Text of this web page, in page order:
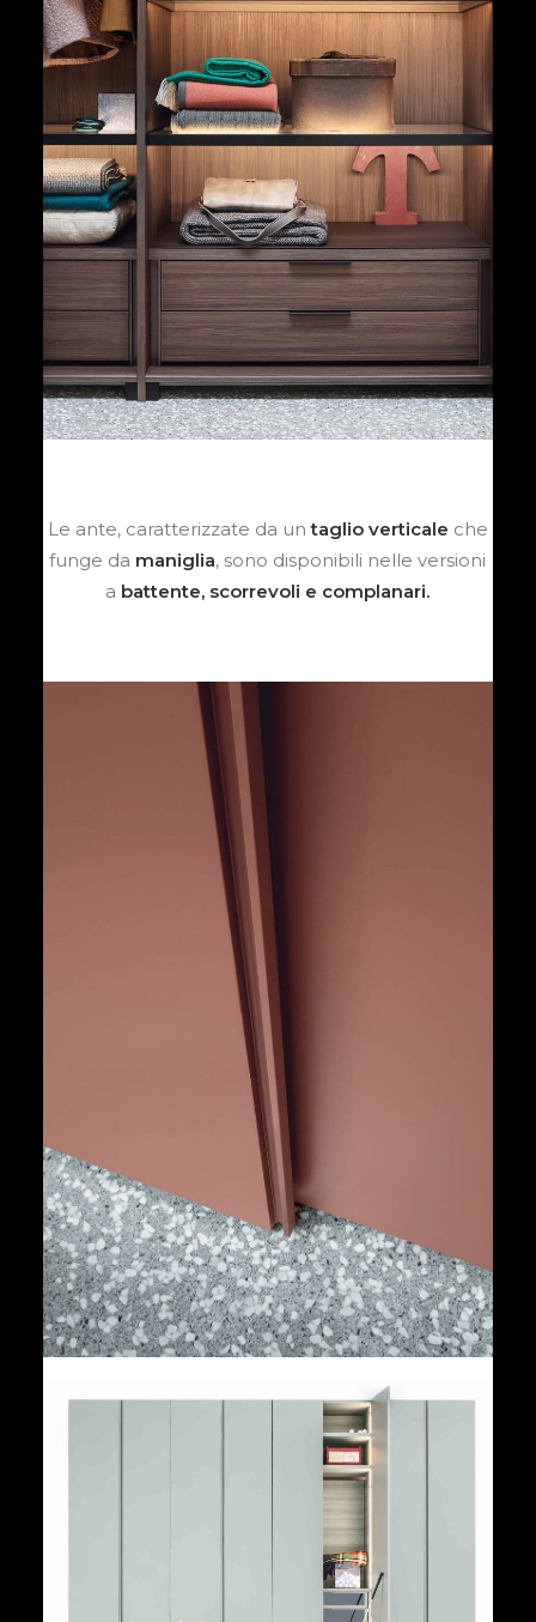
Le ante, caratterizzate da untaglio verticale che
funge da maniglia, sono disponibili nelle versioni
a battente, scorrevoli e complanari.